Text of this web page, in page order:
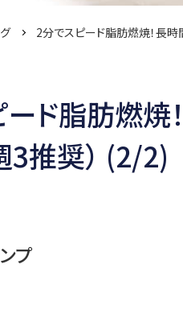
2分でスピード脂肪燃焼！長時
ド脂肪燃
3推奨） (2/2)
プ